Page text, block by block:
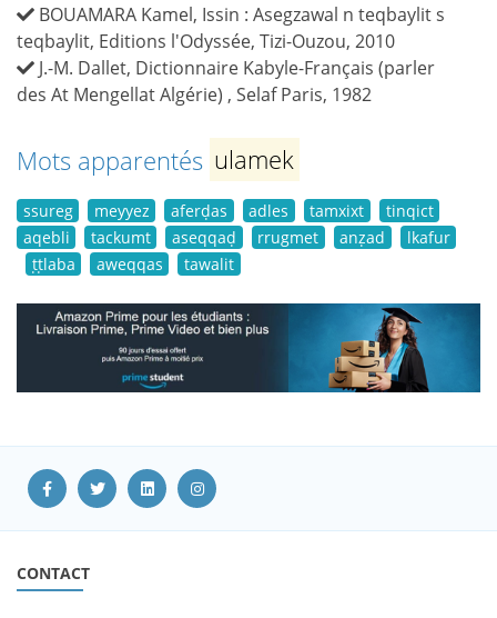
BOUAMARA Kamel, Issin : Asegzawal n teqbaylit s
teqbaylit, Editions l'Odyssée, Tizi-Ouzou, 2010
J.-M. Dallet, Dictionnaire Kabyle-Français (parler
des At Mengellat Algérie) , Selaf Paris, 1982
Mots apparentés ulamek
ssureg meyyez aferḍas adles tamxixt
tinqict
aqebli
tackumt aseqqaḍ rrugmet anẓad
lkafur
ṭṭlaba
aweqqas tawalit
CONTACT